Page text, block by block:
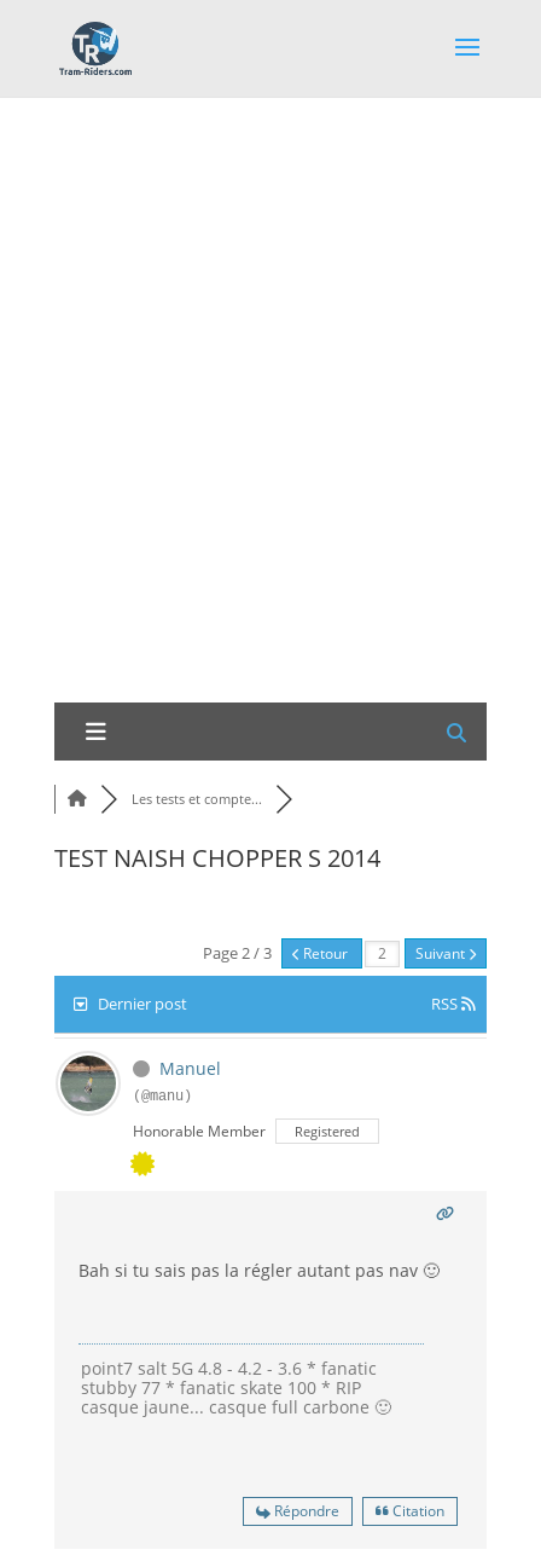
Les tests et compte...
TEST NAISH CHOPPER S 2014
Page 2 / 3 Retour Suivant
Dernier post RSS
Manuel
(@manu)
Honorable Member Registered
Bah si tu sais pas la régler autant pas nav 🙂
point7 salt 5G 4.8 - 4.2 - 3.6 * fanatic
stubby 77 * fanatic skate 100 * RIP
casque jaune... casque full carbone 🙂
Répondre Citation